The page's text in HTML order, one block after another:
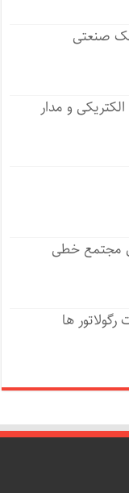
صنعتی
و مدار
مجتمع خطی
ها